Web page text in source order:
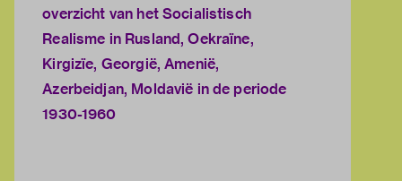
overzicht van het Socialistisch
Realisme in Rusland, Oekraïne,
Kirgizïe, Georgië, Amenië,
Azerbeidjan, Moldavië in de periode
1930-1960